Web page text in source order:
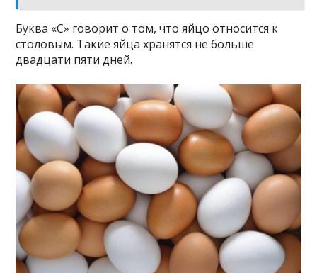
Буква «С» говорит о том, что яйцо относится к
столовым. Такие яйца хранятся не больше
двадцати пяти дней.